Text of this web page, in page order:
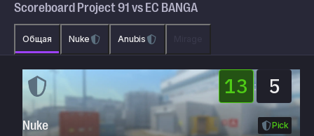
Scoreboard Project 91 vs EC BANGA
Общая Nuke Anubis
13 : 5
Nuke Pick